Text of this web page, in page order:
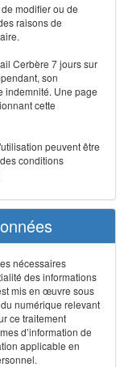
modifier ou de
raisons de
Cerbère 7 jours sur
son
indemnité. Une page
cette
peuvent être
conditions
nécessaires
des informations
mis en œuvre sous
numérique relevant
ce traitement
d’information de
applicable en